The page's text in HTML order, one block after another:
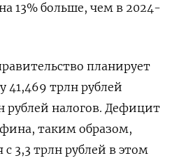
13% больше, чем в 2024-
планирует
41,469 трлн рублей
рублей налогов. Дефицит
таким образом,
3,3 трлн рублей в этом